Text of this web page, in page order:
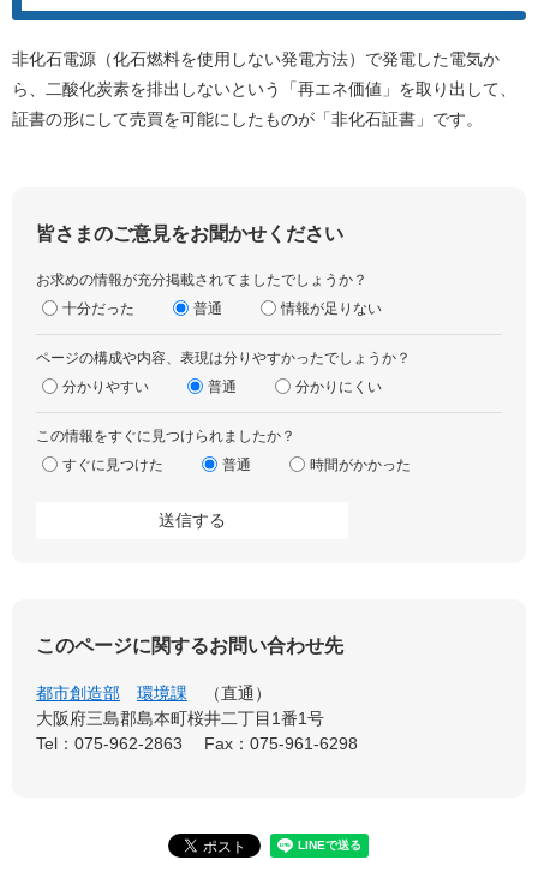
非化石電源（化石燃料を使用しない発電方法）で発電した電気か
ら、二酸化炭素を排出しないという「再エネ価値」を取り出して、
証書の形にして売買を可能にしたものが「非化石証書」です。
皆さまのご意見をお聞かせください
お求めの情報が充分掲載されてましたでしょうか？
十分だった
普通 情報が足りない
ページの構成や内容、表現は分りやすかったでしょうか？
分かりやすい
普通 分かりにくい
この情報をすぐに見つけられましたか？
すぐに見つけた
普通 時間がかかった
このページに関するお問い合わせ先
都市創造部 環境課
直通
大阪府三島郡島本町桜井二丁目1番1号
Tel：075-962-2863
Fax：075-961-6298